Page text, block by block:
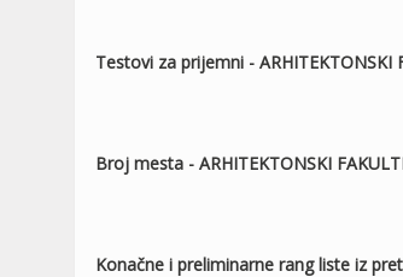
Testovi za prijemni - ARHITEKTONSKI
Broj mesta - ARHITEKTONSKI
Konačne i preliminarne rang liste iz